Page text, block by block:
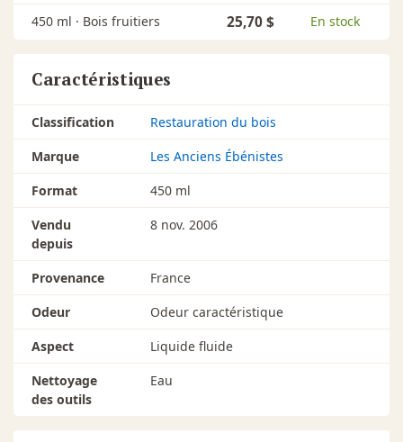
450 ml · Bois fruitiers 25,70 $ En stock
Caractéristiques
Classification
Restauration du bois
Marque
Les Anciens Ébénistes
Format
450 ml
Vendu
depuis
8 nov. 2006
Provenance
France
Odeur
Odeur caractéristique
Aspect
Liquide fluide
Nettoyage
des outils
Eau